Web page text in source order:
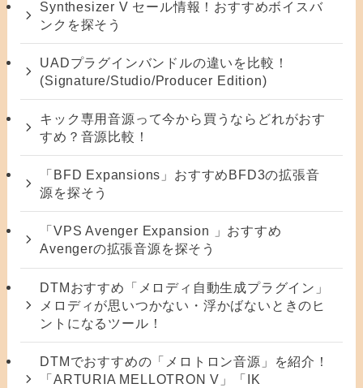
Synthesizer V セール情報！おすすめボイスバ
ンクを探そう
UADプラグインバンドルの違いを比較！
(Signature/Studio/Producer Edition)
キック専用音源って今から買うならどれがおす
すめ？音源比較！
「BFD Expansions」おすすめBFD3の拡張音
源を探そう
「VPS Avenger Expansion 」おすすめ
Avengerの拡張音源を探そう
DTMおすすめ「メロディ自動生成プラグイン」
メロディが思いつかない・浮かばないときのヒ
ントになるツール！
DTMでおすすめの「メロトロン音源」を紹介！
「ARTURIA MELLOTRON V」「IK